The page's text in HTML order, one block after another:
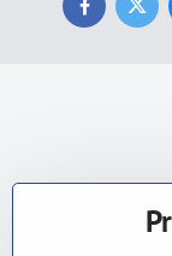
Facebook